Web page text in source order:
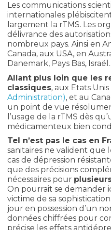
Les communications
internationales
largement la rTMS. Les
délivrance des
nombreux pays. Ainsi en
Canada, aux USA, en
Danemark, Pays Bas,
Allant plus loin que les
classiques, aux Etats Unis
Administration), et au
un point de vue
l’usage de la rTMS dès
médicamenteux bien
Tel n’est pas le cas en
sanitaires ne valident que
cas de dépression
que des précisions
nécessaires pour
On pourrait se demander
victime de sa
jour en possession d’un
données chiffrées pour
précise les effets